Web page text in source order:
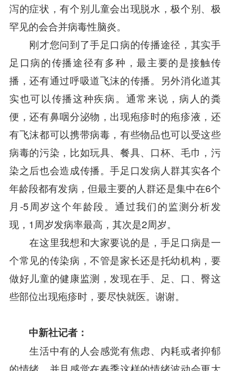
泻的症状，有个别儿童会出现脱水，极个别、极
罕见的会合并病毒性脑炎。
刚才您问到了手足口病的传播途径，其实手
足口病的传播途径有多种，最主要的是接触传
播，还有通过呼吸道飞沫的传播。另外消化道其
实也可以传播这种疾病。通常来说，病人的粪
便，还有鼻咽分泌物，出现疱疹时的疱疹液，还
有飞沫都可以携带病毒，有些物品也可以受这些
病毒的污染，比如玩具、餐具、口杯、毛巾，污
染之后也会造成传播。手足口发病人群其实各个
年龄段都有发病，但最主要的人群还是集中在6个
月-5周岁这个年龄段。通过我们的监测分析发
现，1周岁发病率最高，其次是2周岁。
在这里我想和大家要说的是，手足口病是一
个常见的传染病，不管是家长还是托幼机构，要
做好儿童的健康监测，发现在手、足、口、臀这
些部位出现疱疹时，要尽快就医。谢谢。
中新社记者：
生活中有的人会感觉有焦虑、内耗或者抑郁
的情绪，并且感觉在春季这样的情绪波动会更大